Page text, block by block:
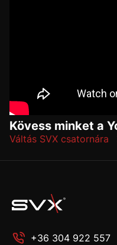
Kövess minket a
Váltás SVX csatornára
+36 304 922 557